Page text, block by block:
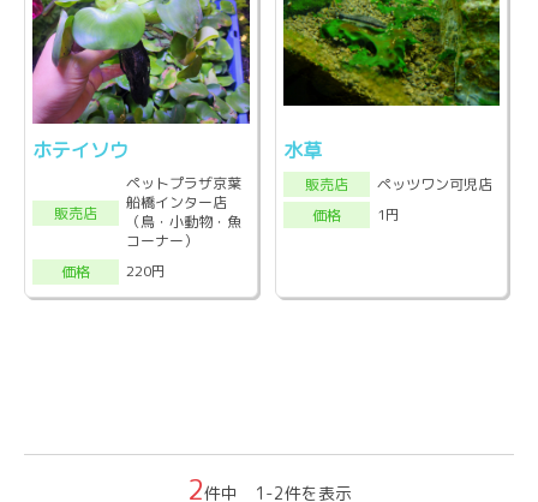
ホテイソウ
販売店
ペットプラザ京葉
船橋インター店
（鳥・小動物・魚
コーナー）
価格
220円
水草
販売店
ペッツワン可児店
価格
1円
2件中 1-2件を表示